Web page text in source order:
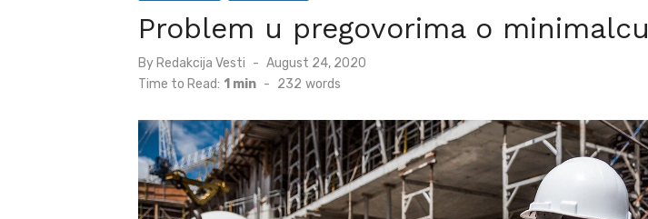
Problem u pregovorima o minimalcu
By Redakcija Vesti
Posted
on
August 24, 2020
Time to Read: 1 min - 232 words